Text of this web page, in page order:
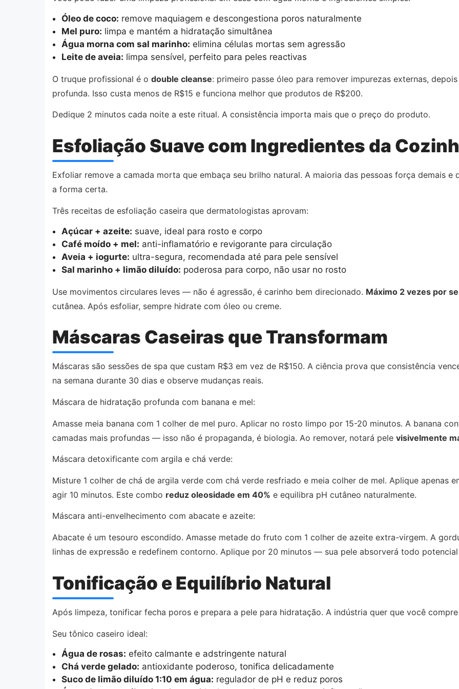
Óleo de coco: remove maquiagem e descongestiona poros naturalmente
Mel puro: limpa e mantém a hidratação simultânea
Água morna com sal marinho: elimina células mortas sem agressão
Leite de aveia: limpa sensível, perfeito para peles reactivas
O truque profissional é o double cleanse: primeiro passe óleo para remover impurezas externas,
profunda. Isso custa menos de R$15 e funciona melhor que produtos de R$200.
Dedique 2 minutos cada noite a este ritual. A consistência importa mais que o preço do produto.
Esfoliação Suave com Ingredientes da
Exfoliar remove a camada morta que embaça seu brilho natural. A maioria das pessoas força demais
a forma certa.
Três receitas de esfoliação caseira que dermatologistas aprovam:
Açúcar + azeite: suave, ideal para rosto e corpo
Café moído + mel: anti-inflamatório e revigorante para circulação
Aveia + iogurte: ultra-segura, recomendada até para pele sensível
Sal marinho + limão diluído: poderosa para corpo, não usar no rosto
Use movimentos circulares leves — não é agressão, é carinho bem direcionado. Máximo 2 vezes por
cutânea. Após esfoliar, sempre hidrate com óleo ou creme.
Máscaras Caseiras que Transformam
Máscaras são sessões de spa que custam R$3 em vez de R$150. A ciência prova que consistência
na semana durante 30 dias e observe mudanças reais.
Máscara de hidratação profunda com banana e mel:
Amasse meia banana com 1 colher de mel puro. Aplicar no rosto limpo por 15-20 minutos. A banana
camadas mais profundas — isso não é propaganda, é biologia. Ao remover, notará pele visivelmente
Máscara detoxificante com argila e chá verde:
Misture 1 colher de chá de argila verde com chá verde resfriado e meia colher de mel. Aplique apenas
agir 10 minutos. Este combo reduz oleosidade em 40% e equilibra pH cutâneo naturalmente.
Máscara anti-envelhecimento com abacate e azeite:
Abacate é um tesouro escondido. Amasse metade do fruto com 1 colher de azeite extra-virgem. A
linhas de expressão e redefinem contorno. Aplique por 20 minutos — sua pele absorverá todo
Tonificação e Equilíbrio Natural
Após limpeza, tonificar fecha poros e prepara a pele para hidratação. A indústria quer que você
Seu tônico caseiro ideal:
Água de rosas: efeito calmante e adstringente natural
Chá verde gelado: antioxidante poderoso, tonifica delicadamente
Suco de limão diluído 1:10 em água: regulador de pH e reduz poros